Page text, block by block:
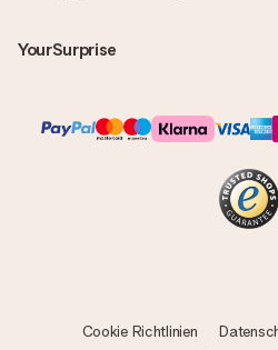
YourSurprise
Cookie Richtlinien